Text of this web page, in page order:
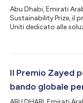
Abu Dhabi, Emirati
Sustainability Prize, il
Uniti dedicato alle
provenienti da 177
superiori globali.
Il Premio Zayed
bando globale